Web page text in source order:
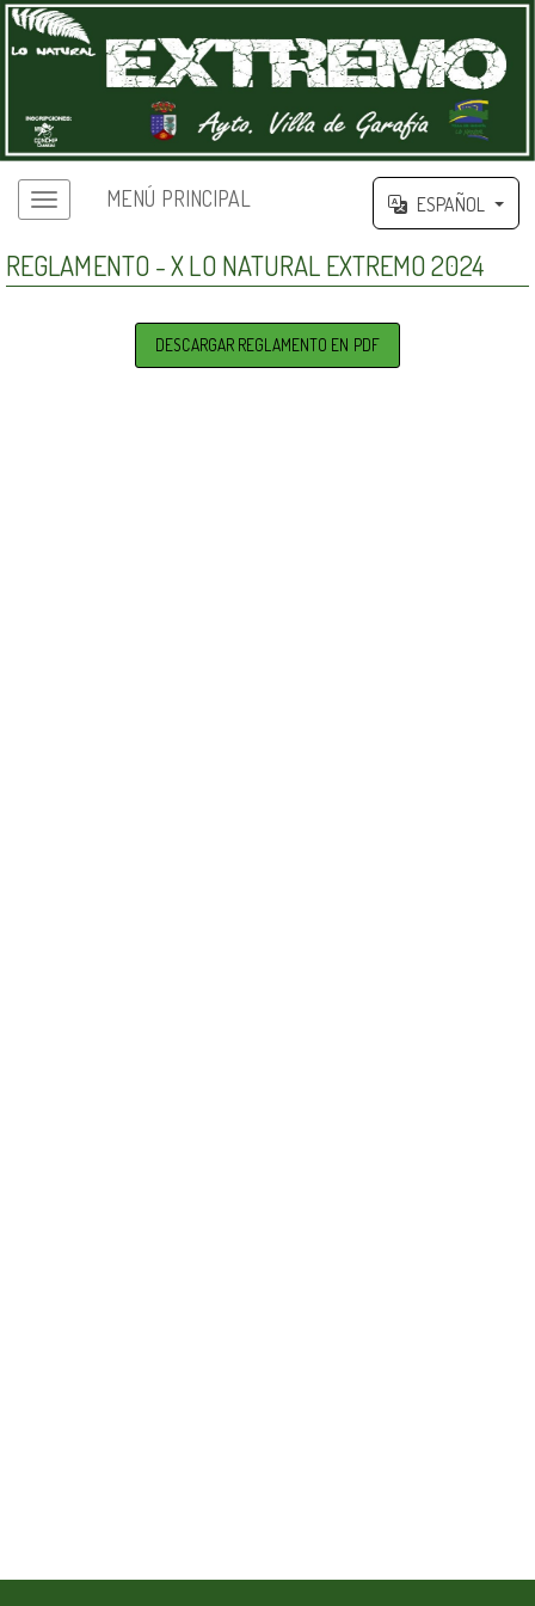
MENÚ PRINCIPAL ESPAÑOL
REGLAMENTO - X LO NATURAL EXTREMO 2024
DESCARGAR REGLAMENTO EN PDF